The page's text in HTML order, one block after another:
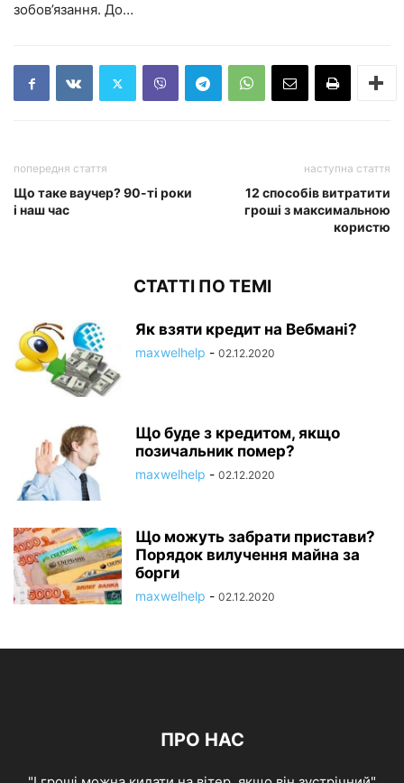
зобов’язання. До…
попередня стаття
Що таке ваучер? 90-ті роки
і наш час
наступна стаття
12 способів витратити
гроші з максимальною
користю
СТАТТІ ПО ТЕМІ
Як взяти кредит на Вебмані?
maxwelhelp - 02.12.2020
Що буде з кредитом, якщо
позичальник помер?
maxwelhelp - 02.12.2020
Що можуть забрати пристави?
Порядок вилучення майна за
борги
maxwelhelp - 02.12.2020
ПРО НАС